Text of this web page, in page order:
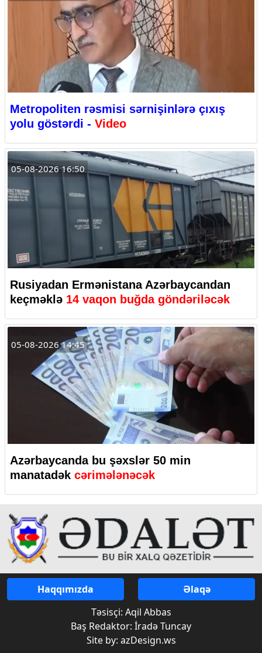
Metropoliten rəsmisi sərnişinlərə çıxış
yolu göstərdi - Video
05-08-2026 16:50
Rusiyadan Ermənistana Azərbaycandan
keçməklə 14 vaqon buğda göndəriləcək
05-08-2026 14:45
Azərbaycanda bu şəxslər 50 min
manatadək cərimələnəcək
Haqqımızda
Əlaqə
Təsisçi: Aqil Abbas
Baş Redaktor: İradə Tuncay
Site by: azDesign.ws